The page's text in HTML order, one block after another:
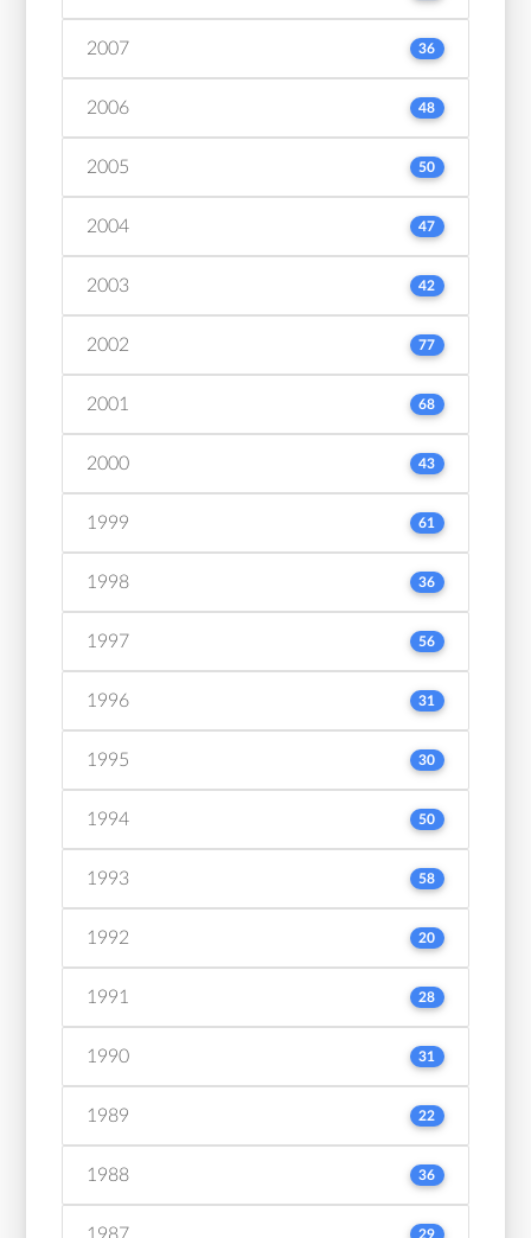
2007 36
2006 48
2005 50
2004 47
2003 42
2002 77
2001 68
2000 43
1999 61
1998 36
1997 56
1996 31
1995 30
1994 50
1993 58
1992 20
1991 28
1990 31
1989 22
1988 36
1987 29